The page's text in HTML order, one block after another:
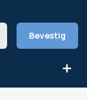
Bevestig